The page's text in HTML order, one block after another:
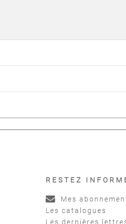
RESTEZ
Mes
Les catalogues
Les dernières